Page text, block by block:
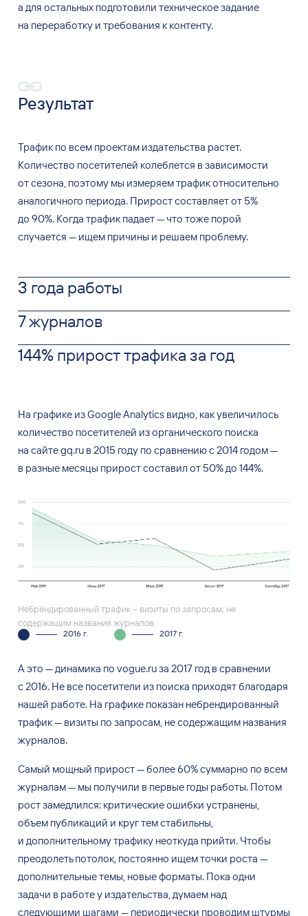
а для остальных подготовили техническое задание
на переработку и требования к контенту.
Результат
Трафик по всем проектам издательства растет.
Количество посетителей колеблется в зависимости
отсезона, поэтому мы измеряем трафик относительно
аналогичного периода. Прирост составляет от 5%
до 90%. Когда трафик падает—что тоже порой
случается —ищем причины и решаем проблему.
3 года работы
7 журналов
144% прирост трафика за год
На графике изGoogle Analytics видно, как увеличилось
количество посетителей изорганического поиска
на сайте gq.ru в 2015 году по сравнению с2014 годом—
в разные месяцы прирост составил от 50% до 144%.
Небрендированный трафик – визиты по запросам, не
содержащим названия журналов.
2016 г. 2017 г.
А это —динамика по vogue.ru за 2017 год в сравнении
с2016. Не все посетители из поиска приходят благодаря
нашей работе. На графике показан небрендированный
трафик—визиты по запросам, несодержащим названия
журналов.
Самый мощный прирост—более60% суммарно по всем
журналам—мы получили в первые годы работы. Потом
рост замедлился: критические ошибки устранены,
объем публикаций и круг тем стабильны,
и дополнительному трафику неоткуда прийти. Чтобы
преодолеть потолок, постоянно ищем точки роста —
дополнительные темы, новые форматы. Пока одни
задачи в работе у издательства, думаем над
следующими шагами —периодически проводим штурмы